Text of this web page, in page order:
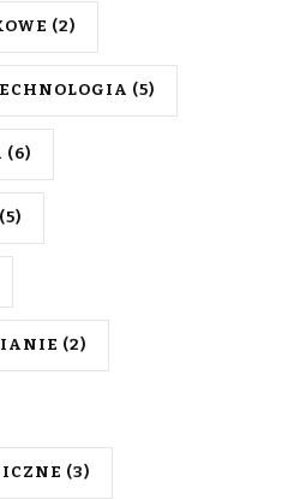
(2)
(5)
(6)
(5)
(2)
(3)